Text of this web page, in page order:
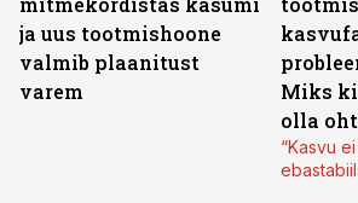
ja uus tootmishoone
valmib plaanitust
varem
Miks
olla
“Kasvu